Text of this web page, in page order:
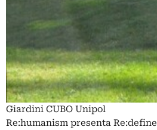
Giardini CUBO Unipol
Re:humanism presenta